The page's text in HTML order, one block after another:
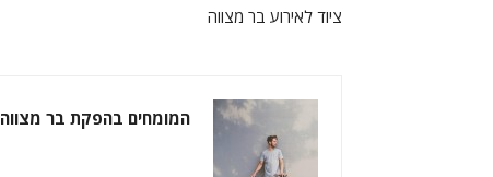
ציוד לאירוע בר מצווה
המומחים בהפקת בר מצווה